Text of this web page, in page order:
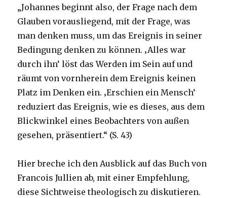
„Johannes beginnt also, der Frage nach dem
Glauben vorausliegend, mit der Frage, was
man denken muss, um das Ereignis in seiner
Bedingung denken zu können. ‚Alles war
durch ihn‘ löst das Werden im Sein auf und
räumt von vornherein dem Ereignis keinen
Platz im Denken ein. ‚Erschien ein Mensch‘
reduziert das Ereignis, wie es dieses, aus dem
Blickwinkel eines Beobachters von außen
gesehen, präsentiert.“ (S. 43)
Hier breche ich den Ausblick auf das Buch von
Francois Jullien ab, mit einer Empfehlung,
diese Sichtweise theologisch zu diskutieren.